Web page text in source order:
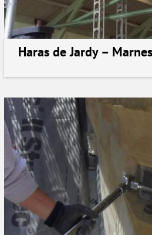
Haras de Jardy –